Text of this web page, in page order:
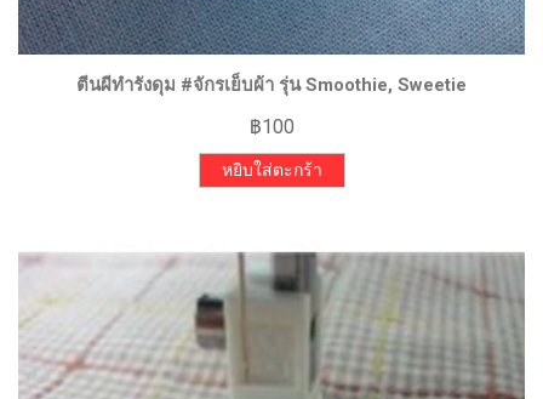
ตีนผีทำรังดุม #จักรเย็บผ้า รุ่น Smoothie, Sweetie
฿100
หยิบใส่ตะกร้า